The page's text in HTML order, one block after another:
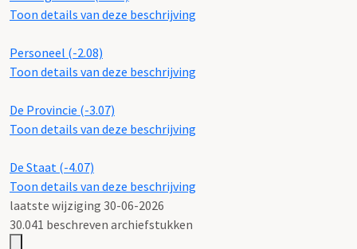
Toon details van deze beschrijving
Personeel (-2.08)
Toon details van deze beschrijving
De Provincie (-3.07)
Toon details van deze beschrijving
De Staat (-4.07)
Toon details van deze beschrijving
laatste wijziging 30-06-2026
30.041 beschreven archiefstukken